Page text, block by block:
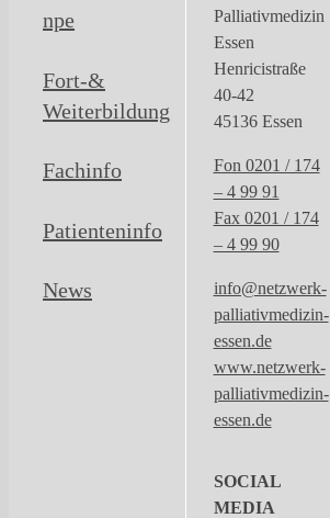
npe
Fort-&
Weiterbildung
Fachinfo
Patienteninfo
News
Palliativmedizin
Essen
Henricistraße
40-42
45136 Essen
Fon 0201 / 174
– 4 99 91
Fax 0201 / 174
– 4 99 90
info@netzwerk-
palliativmedizin-
essen.de
www.netzwerk-
palliativmedizin-
essen.de
SOCIAL
MEDIA